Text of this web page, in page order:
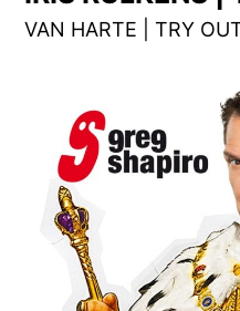
VAN HARTE | TRY